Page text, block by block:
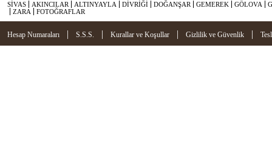
SİVAS AKINCILAR ALTINYAYLA DİVRİĞİ DOĞANŞAR GEMEREK GÖLOVA
ZARA
FOTOĞRAFLAR
Hesap Numaraları | S.S.S. | Kurallar ve Koşullar | Gizlilik ve Güvenlik |